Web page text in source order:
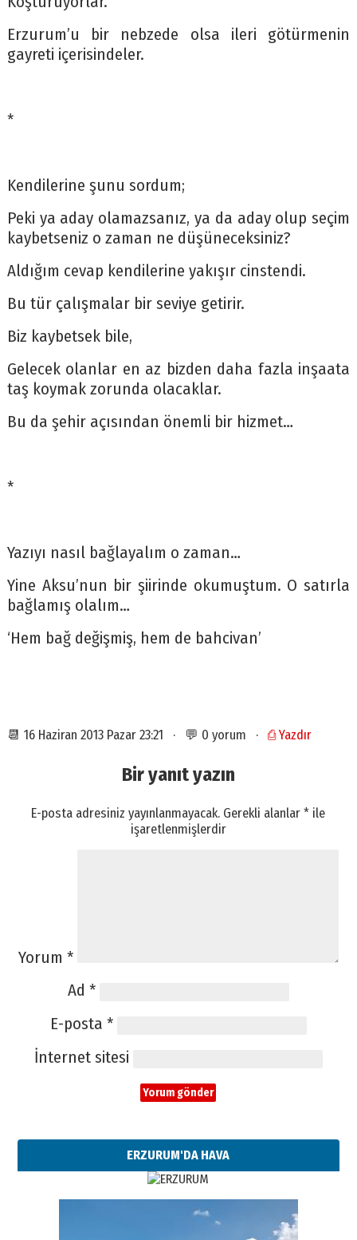
Erzurum’u bir nebzede olsa ileri götürmenin
gayreti içerisindeler.
*
Kendilerine şunu sordum;
Peki ya aday olamazsanız, ya da aday olup seçim
kaybetseniz o zaman ne düşüneceksiniz?
Aldığım cevap kendilerine yakışır cinstendi.
Bu tür çalışmalar bir seviye getirir.
Biz kaybetsek bile,
Gelecek olanlar en az bizden daha fazla inşaata
taş koymak zorunda olacaklar.
Bu da şehir açısından önemli bir hizmet…
*
Yazıyı nasıl bağlayalım o zaman…
Yine Aksu’nun bir şiirinde okumuştum. O satırla
bağlamış olalım…
‘Hem bağ değişmiş, hem de bahcivan’
📆 16 Haziran 2013 Pazar 23:21 · 💬 0 yorum · ⎙ Yazdır
Bir yanıt yazın
E-posta adresiniz yayınlanmayacak. Gerekli alanlar* ile
işaretlenmişlerdir
Yorum *
Ad *
E-posta *
İnternet sitesi
ERZURUM'DA HAVA